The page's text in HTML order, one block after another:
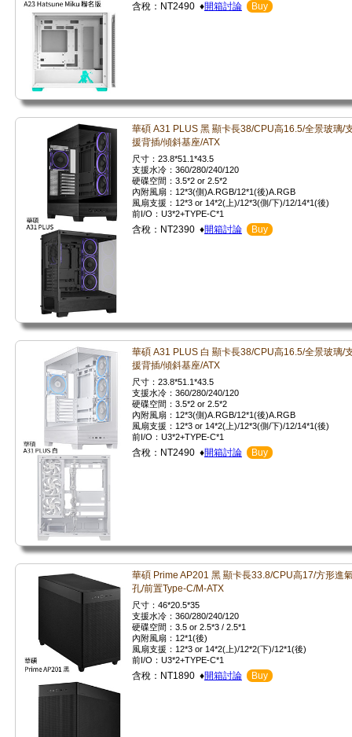
含稅：NT2490 ♦開箱討論 Buy
華碩 A31 PLUS 黑 顯卡長38/CPU高16.5/全景玻璃/
援背插/傾斜基座/ATX
尺寸：23.8*51.1*43.5
支援水冷：360/280/240/120
硬碟空間：3.5*2 or 2.5*2
內附風扇：12*3(側)A.RGB/12*1(後)A.RGB
風扇支援：12*3 or 14*2(上)/12*3(側/下)/12/14*1(後)
前I/O：U3*2+TYPE-C*1
含稅：NT2390 ♦開箱討論 Buy
華碩 A31 PLUS 白 顯卡長38/CPU高16.5/全景玻璃/
援背插/傾斜基座/ATX
尺寸：23.8*51.1*43.5
支援水冷：360/280/240/120
硬碟空間：3.5*2 or 2.5*2
內附風扇：12*3(側)A.RGB/12*1(後)A.RGB
風扇支援：12*3 or 14*2(上)/12*3(側/下)/12/14*1(後)
前I/O：U3*2+TYPE-C*1
含稅：NT2490 ♦開箱討論 Buy
華碩 Prime AP201 黑 顯卡長33.8/CPU高17/方形進
孔/前置Type-C/M-ATX
尺寸：46*20.5*35
支援水冷：360/280/240/120
硬碟空間：3.5 or 2.5*3 / 2.5*1
內附風扇：12*1(後)
風扇支援：12*3 or 14*2(上)/12*2(下)/12*1(後)
前I/O：U3*2+TYPE-C*1
含稅：NT1890 ♦開箱討論 Buy